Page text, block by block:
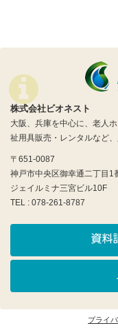
株式会社ビオネスト
大阪、兵庫を中心に、老人
祉用具販売・レンタルなど
〒651-0087
神戸市中央区御幸通二丁目1
ジェイルミナ三宮ビル10F
TEL : 078-261-8787
プライ